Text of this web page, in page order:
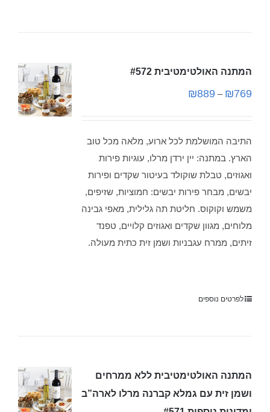
המתנה האולטימטיבית #572
₪769
–
₪889
התיבה המושלמת לכל ארוע, מלאה מכל טוב
הארץ. במתנה: יין ירדן מרלו, עוגיות פירות
ואגוזים, טבלת שוקולד בעיטור שקדים ופירות
יבשים, מבחר פירות יבשים: חמוציות, שזיפים,
משמש וקוקוס. חליטת תה גלילית, מאפי גבינה
מלוחים, מגוון שקדים ואגוזים קלויים, טפנד
זיתים, ממרח עגבניות ושמן זית כתית מעולה.
לפרטים נוספים
המתנה האולטימטיבית ללא ממרחים
ושמן זית עם גמלא קברנה מרלו לארה”ב